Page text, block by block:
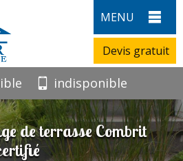
MENU
Devis gratuit
indisponible
de terrasse Combrit